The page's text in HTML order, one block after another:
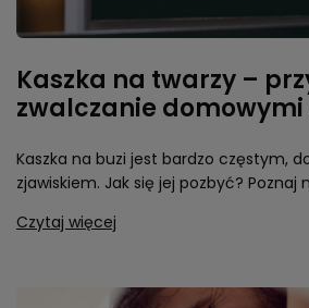
Kaszka na twarzy –
zwalczanie
Kaszka na buzi jest bardzo częstym,
zjawiskiem. Jak się jej pozbyć? Poznaj
Czytaj więcej